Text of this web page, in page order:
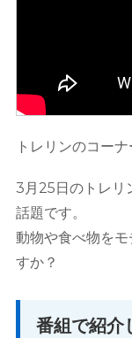
トレリンのコーナ
3月25日のトレリ
話題です。
動物や食べ物を
すか？
番組で紹介